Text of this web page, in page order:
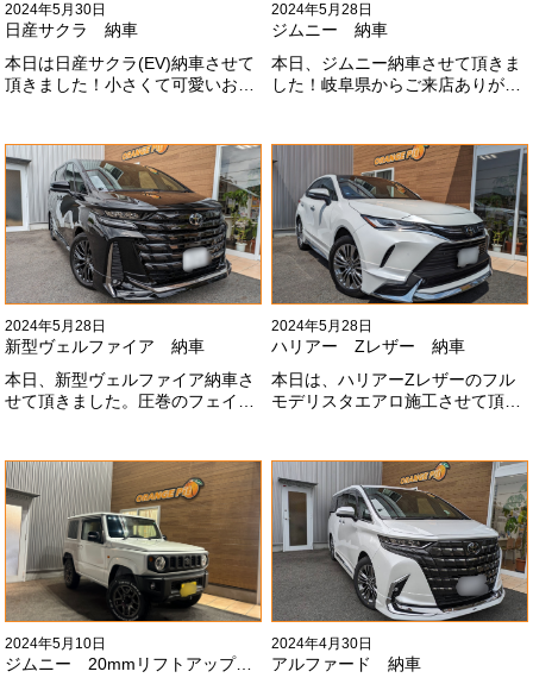
2024年5月30日
日産サクラ 納車
本日は日産サクラ(EV)納車させて
頂きました！小さくて可愛いお車
#x1f60a;#x1f60a;M様ありがとう
ございました#x1f60a;
2024年5月28日
ジムニー 納車
本日、ジムニー納車させて頂きま
した！岐阜県からご来店ありがと
ープンカントリー、ホイールと、
可愛い仕様になりました！これか
らもよろしくお願いします
#x1f647;#x200d;#x2640;#xfe0f;
2024年5月28日
新型ヴェルファイア 納車
本日、新型ヴェルファイア納車さ
せて頂きました。圧巻のフェイス
なりました！いつも本当にありが
とうございます#x1f60a;
2024年5月28日
ハリアー Zレザー 納車
本日は、ハリアーZレザーのフル
モデリスタエアロ施工させて頂き
全然、思い通りエアロが入ってき
ませんね。。今後とも宜しくお願
いします！
2024年5月10日
ジムニー 20mmリフトアップ納車
2024年4月30日
アルファード 納車